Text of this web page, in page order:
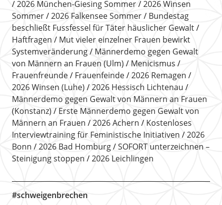
2026 München-Giesing Sommer
2026 Winsen
Sommer
2026 Falkensee Sommer
Bundestag
beschließt Fussfessel für Täter häuslicher Gewalt
Haftfragen
Mut vieler einzelner Frauen bewirkt
Systemveränderung
Männerdemo gegen Gewalt
von Männern an Frauen (Ulm)
Menicismus
Frauenfreunde
Frauenfeinde
2026 Remagen
2026 Winsen (Luhe)
2026 Hessisch Lichtenau
Männerdemo gegen Gewalt von Männern an Frauen
(Konstanz)
Erste Männerdemo gegen Gewalt von
Männern an Frauen
2026 Achern
Kostenloses
Interviewtraining für Feministische Initiativen
2026
Bonn
2026 Bad Homburg
SOFORT unterzeichnen –
Steinigung stoppen
2026 Leichlingen
#schweigenbrechen